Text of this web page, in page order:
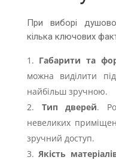
При виборі
кілька ключових
Габарити та
можна виділити
найбільш зручною.
Тип дверей.
невеликих
зручний доступ.
Якість